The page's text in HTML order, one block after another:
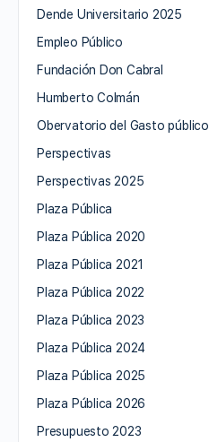
Dende Universitario 2025
Empleo Público
Fundación Don Cabral
Humberto Colmán
Obervatorio del Gasto público
Perspectivas
Perspectivas 2025
Plaza Pública
Plaza Pública 2020
Plaza Pública 2021
Plaza Pública 2022
Plaza Pública 2023
Plaza Pública 2024
Plaza Pública 2025
Plaza Pública 2026
Presupuesto 2023